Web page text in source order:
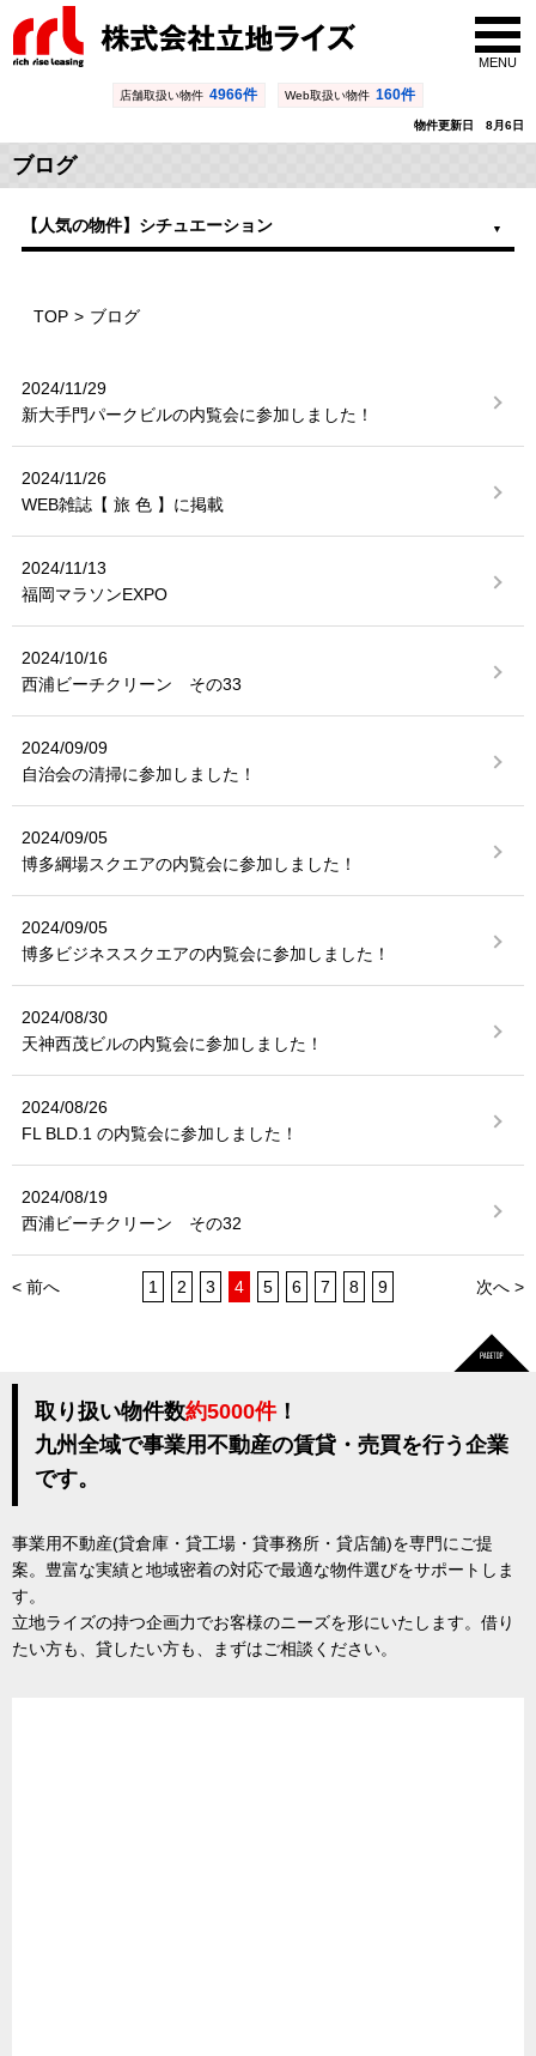
店舗取扱い物件 4966件 Web取扱い物件 160件
物件更新日 8月6日
MENU
ブログ
【人気の物件】シチュエーション
TOP ブログ
2024/11/29
新大手門パークビルの内覧会に参加しました！
2024/11/26
WEB雑誌【 旅 色 】に掲載
2024/11/13
福岡マラソンEXPO
2024/10/16
西浦ビーチクリーン その33
2024/09/09
自治会の清掃に参加しました！
2024/09/05
博多綱場スクエアの内覧会に参加しました！
2024/09/05
博多ビジネススクエアの内覧会に参加しました！
2024/08/30
天神西茂ビルの内覧会に参加しました！
2024/08/26
FL BLD.1 の内覧会に参加しました！
2024/08/19
西浦ビーチクリーン その32
< 前へ 1 2 3 4 5 6 7 8 9 次へ >
取り扱い物件数約5000件！
九州全域で事業用不動産の賃貸・売買を行う企業
です。
事業用不動産(貸倉庫・貸工場・貸事務所・貸店舗)を専門にご提
案。豊富な実績と地域密着の対応で最適な物件選びをサポートしま
す。
立地ライズの持つ企画力でお客様のニーズを形にいたします。借り
たい方も、貸したい方も、まずはご相談ください。